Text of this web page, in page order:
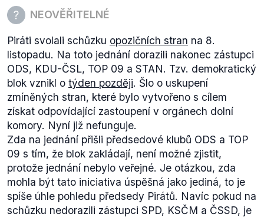
NEOVĚŘITELNÉ
Piráti svolali schůzku opozičních stran na 8.
listopadu. Na toto jednání dorazili nakonec zástupci
ODS, KDU-ČSL, TOP 09 a STAN. Tzv. demokratický
blok vznikl o týden později. Šlo o uskupení
zmíněných stran, které bylo vytvořeno s cílem
získat odpovídající zastoupení v orgánech dolní
komory. Nyní již nefunguje.
Zda na jednání přišli předsedové klubů ODS a TOP
09 s tím, že blok zakládají, není možné zjistit,
protože jednání nebylo veřejné. Je otázkou, zda
mohla být tato iniciativa úspěšná jako jediná, to je
spíše úhle pohledu předsedy Pirátů. Navíc pokud na
schůzku nedorazili zástupci SPD, KSČM a ČSSD, je